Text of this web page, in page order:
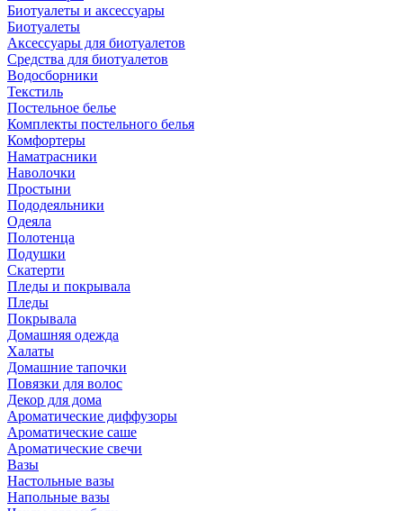
Биотуалеты и аксессуары
Биотуалеты
Аксессуары для биотуалетов
Средства для биотуалетов
Водосборники
Текстиль
Постельное белье
Комплекты постельного белья
Комфортеры
Наматрасники
Наволочки
Простыни
Пододеяльники
Одеяла
Полотенца
Подушки
Скатерти
Пледы и покрывала
Пледы
Покрывала
Домашняя одежда
Халаты
Домашние тапочки
Повязки для волос
Декор для дома
Ароматические диффузоры
Ароматические саше
Ароматические свечи
Вазы
Настольные вазы
Напольные вазы